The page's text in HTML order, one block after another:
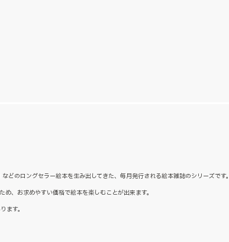
のロングセラー絵本を生み出してきた、毎月発行される絵本雑誌のシリーズです。
、お求めやすい価格で絵本を楽しむことが出来ます。
ます。